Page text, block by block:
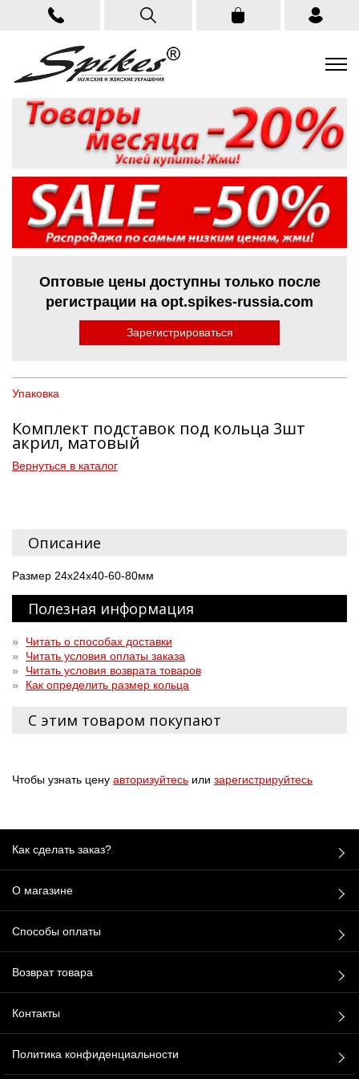
Оптовые цены доступны только после
регистрации на opt.spikes-russia.com
Зарегистрироваться
Упаковка
Комплект подставок под кольца 3шт
акрил, матовый
Вернуться в каталог
Описание
Размер 24х24х40-60-80мм
Полезная информация
»
Читать о способах доставки
»
Читать условия оплаты заказа
»
Читать условия возврата товаров
»
Как определить размер кольца
С этим товаром покупают
Чтобы узнать цену авторизуйтесь или зарегистрируйтесь
Как сделать заказ?
О магазине
Способы оплаты
Возврат товара
Контакты
Политика конфиденциальности